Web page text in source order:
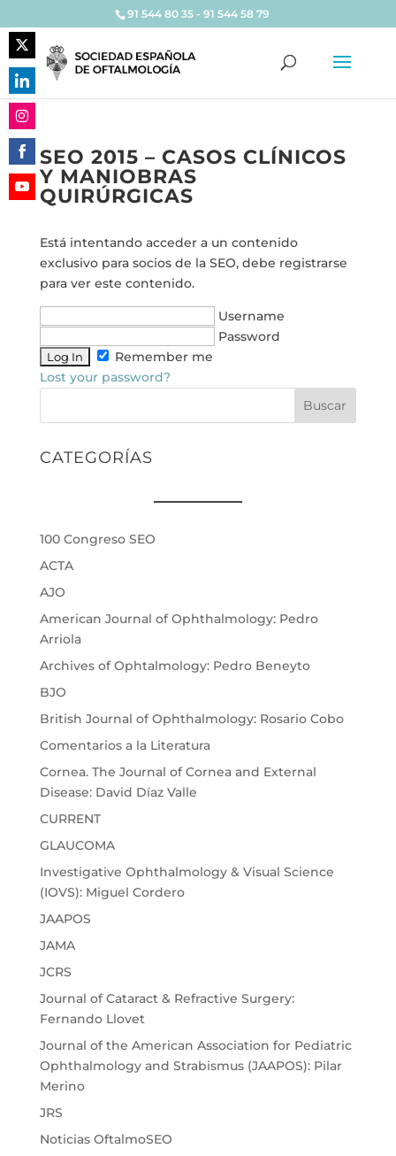
91 544 80 35 - 91 544 58 79
SEO 2015 – CASOS CLÍNICOS
Y MANIOBRAS
QUIRÚRGICAS
Está intentando acceder a un contenido
exclusivo para socios de la SEO, debe registrarse
para ver este contenido.
Username
Password
Remember me
Lost your password?
Buscar
CATEGORÍAS
100 Congreso SEO
ACTA
AJO
American Journal of Ophthalmology: Pedro
Arriola
Archives of Ophtalmology: Pedro Beneyto
BJO
British Journal of Ophthalmology: Rosario Cobo
Comentarios a la Literatura
Cornea. The Journal of Cornea and External
Disease: David Díaz Valle
CURRENT
GLAUCOMA
Investigative Ophthalmology & Visual Science
(IOVS): Miguel Cordero
JAAPOS
JAMA
JCRS
Journal of Cataract & Refractive Surgery:
Fernando Llovet
Journal of the American Association for Pediatric
Ophthalmology and Strabismus (JAAPOS): Pilar
Merino
JRS
Noticias OftalmoSEO
Share
on
Twitter
Share
on
LinkedIn
Share
on
Instagram
Share
on
YouTube